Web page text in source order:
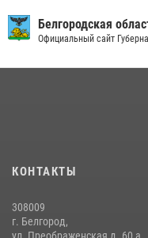
подготовке
22 июля 2026, 14:36
боксу
Росгвардейцы провели урок
Белгородская
Официальный сайт
КОНТАКТЫ
308009
г. Белгород,